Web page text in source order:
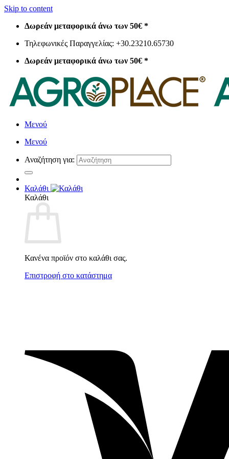
Skip to content
Δωρεάν μεταφορικά άνω των 50€ *
Τηλεφωνικές Παραγγελίας: +30.23210.65730
Δωρεάν μεταφορικά άνω των 50€ *
Μενού
Μενού
Αναζήτηση για:
Καλάθι
Καλάθι
Κανένα προϊόν στο καλάθι σας.
Επιστροφή στο κατάστημα